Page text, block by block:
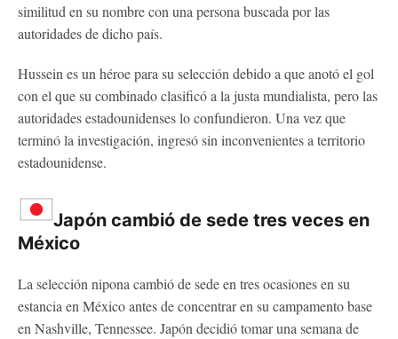
similitud en su nombre con una persona buscada por las
autoridades de dicho país.
Hussein es un héroe para su selección debido a que anotó el gol
con el que su combinado clasificó a la justa mundialista, pero las
autoridades estadounidenses lo confundieron. Una vez que
terminó la investigación, ingresó sin inconvenientes a territorio
estadounidense.
Japón cambió de sede tres veces en
México
La selección nipona cambió de sede en tres ocasiones en su
estancia en México antes de concentrar en su campamento base
en Nashville, Tennessee. Japón decidió tomar una semana de